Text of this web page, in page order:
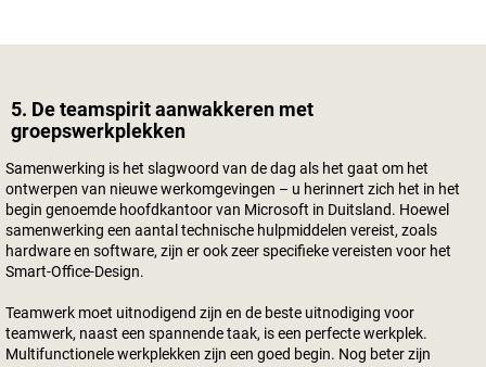
5. De teamspirit aanwakkeren met
groepswerkplekken
Samenwerking is het slagwoord van de dag als het gaat om het
ontwerpen van nieuwe werkomgevingen – u herinnert zich het in het
begin genoemde hoofdkantoor van Microsoft in Duitsland. Hoewel
samenwerking een aantal technische hulpmiddelen vereist, zoals
hardware en software, zijn er ook zeer specifieke vereisten voor het
Smart-Office-Design.
Teamwerk moet uitnodigend zijn en de beste uitnodiging voor
teamwerk, naast een spannende taak, is een perfecte werkplek.
Multifunctionele werkplekken zijn een goed begin. Nog beter zijn